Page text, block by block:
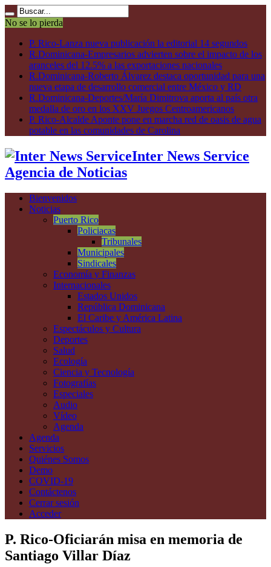
No se lo pierda
P. Rico-Lanza nueva publicación la editorial 14 segundos
R.Dominicana-Empresarios advierten sobre el impacto de los
aranceles del 12.5% a las exportaciones nacionales
R.Dominicana-Roberto Álvarez destaca oportunidad para una
nueva etapa de desarrollo comercial entre México y RD
R.Dominicana-Deportes/María Dimitrova aporta al país otra
medalla de oro en los XXV Juegos Centroamericanos
P. Rico-Alcalde Aponte pone en marcha red de oasis de agua
potable en las comunidades de Carolina
Inter News Service
Agencia de Noticias
Bienvenidos
Noticias
Puerto Rico
Policiacas
Tribunales
Municipales
Sindicales
Economía y Finanzas
Internacionales
Estados Unidos
República Dominicana
El Caribe y América Latina
Espectáculos y Cultura
Deportes
Salud
Ecología
Ciencia y Tecnología
Fotografías
Especiales
Audio
Vídeo
Agenda
Agenda
Servicios
Quiénes Somos
Demo
COVID-19
Contáctenos
Cerrar sesión
Acceder
P. Rico-Oficiarán misa en memoria de
Santiago Villar Díaz